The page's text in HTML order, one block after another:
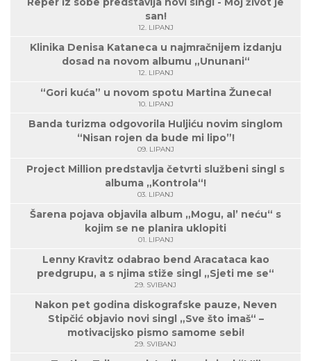
san!
12. LIPANJ
Klinika Denisa Kataneca u najmračnijem izdanju
dosad na novom albumu „Ununani“
12. LIPANJ
“Gori kuća” u novom spotu Martina Žuneca!
10. LIPANJ
Banda turizma odgovorila Huljiću novim singlom
“Nisan rojen da bude mi lipo”!
09. LIPANJ
Project Million predstavlja četvrti službeni singl s
albuma „Kontrola“!
03. LIPANJ
Šarena pojava objavila album „Mogu, al’ neću“ s
kojim se ne planira uklopiti
01. LIPANJ
Lenny Kravitz odabrao bend Aracataca kao
predgrupu, a s njima stiže singl „Sjeti me se“
29. SVIBANJ
Nakon pet godina diskografske pauze, Neven
Stipčić objavio novi singl „Sve što imaš“ –
motivacijsko pismo samome sebi!
29. SVIBANJ